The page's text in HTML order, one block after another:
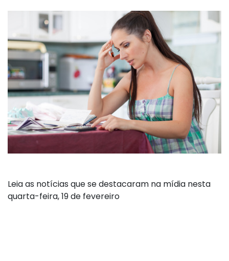
Leia as notícias que se destacaram na mídia nesta
quarta-feira, 19 de fevereiro